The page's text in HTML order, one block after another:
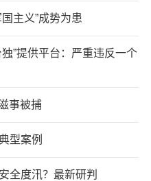
主义”成势为患
”提供平台：严重违反一个
事被捕
型案例
全度汛？最新研判